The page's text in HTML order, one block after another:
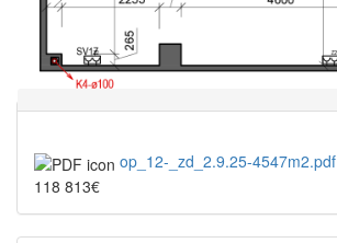
op_12-_zd_2.9.25-4547m2.pdf
118 813€